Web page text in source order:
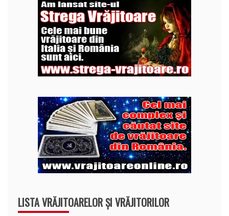
LISTA VRĂJITOARELOR ȘI VRĂJITORILOR